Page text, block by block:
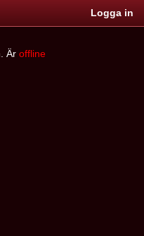
Logga in
Är offline